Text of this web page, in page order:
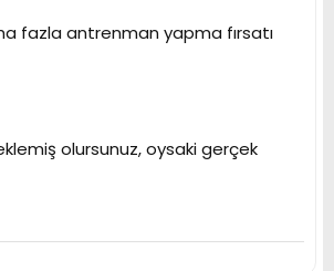
fazla antrenman yapma fırsatı
olursunuz, oysaki gerçek